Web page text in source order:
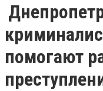
помогают